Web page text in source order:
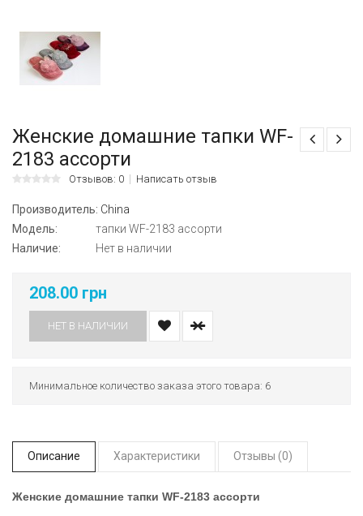
Женские домашние тапки WF-
2183 ассорти
Отзывов: 0 Написать отзыв
Производитель: China
Модель:
тапки WF-2183 ассорти
Наличие:
Нет в наличии
208.00 грн
НЕТ В НАЛИЧИИ
Минимальное количество заказа этого товара: 6
Описание Характеристики Отзывы (0)
Женские домашние тапки WF-2183 ассорти